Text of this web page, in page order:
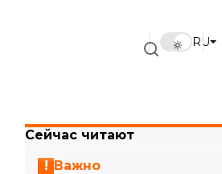
RU
Сейчас читают
Важно